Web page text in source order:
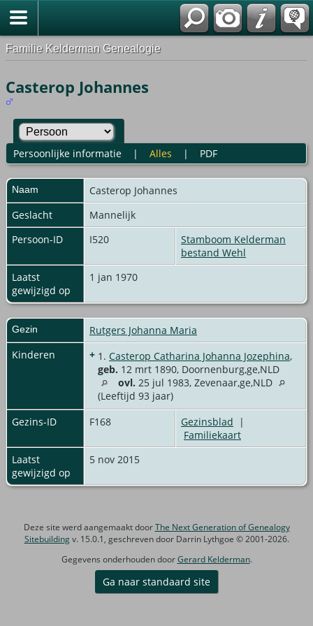
Familie Kelderman Genealogie
Casterop Johannes
Persoonlijke informatie| Alles | PDF
Naam Casterop Johannes
Geslacht
Mannelijk
Persoon-ID
I520
Stamboom Kelderman
bestand Wehl
Laatst
gewijzigd op
1 jan 1970
Gezin
Rutgers Johanna Maria
Kinderen
+ 1. Casterop Catharina Johanna Jozephina,
geb. 12 mrt 1890, Doornenburg,ge,NLD
ovl. 25 jul 1983, Zevenaar,ge,NLD
(Leeftijd 93 jaar)
Gezins-ID
F168 Gezinsblad |
Familiekaart
Laatst
gewijzigd op
5 nov 2015
Deze site werd aangemaakt doorThe Next Generation of Genealogy
Sitebuildingv. 15.0.1, geschreven door Darrin Lythgoe © 2001-2026.
Gegevens onderhouden doorGerard Kelderman.
Ga naar standaard site